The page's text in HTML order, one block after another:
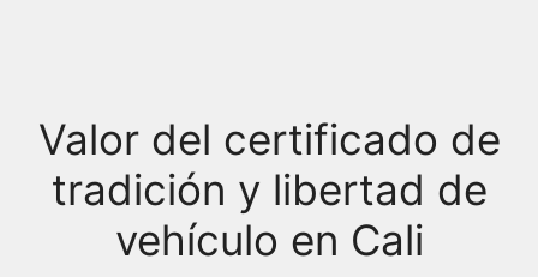
Valor del certificado de
tradición y libertad de
vehículo en Cali